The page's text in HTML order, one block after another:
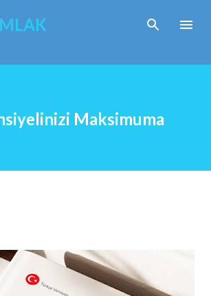
Ana içeriğe atla
Maksimuma